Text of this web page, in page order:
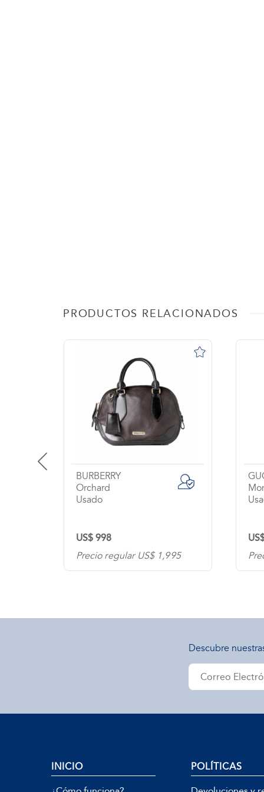
PRODUCTOS RELACIONADOS
BURBERRY
Orchard
Usado
US$ 998
Precio regular US$ 1,995
Descubre
INICIO POLÍTICAS